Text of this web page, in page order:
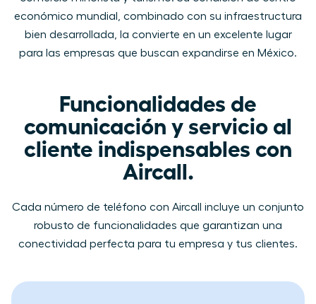
económico mundial, combinado con su infraestructura
bien desarrollada, la convierte en un excelente lugar
para las empresas que buscan expandirse en México.
Funcionalidades de
comunicación y servicio al
cliente indispensables con
Aircall.
Cada número de​ teléfono con Aircall​ ​incluye un conjunto
robusto de funcionalidades que garantizan una
conectividad perfecta para tu empresa y tus clientes.